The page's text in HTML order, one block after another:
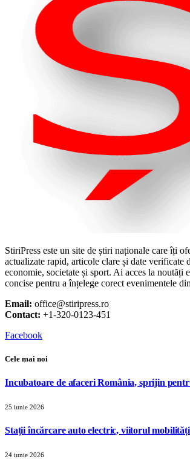
StiriPress este un site de știri naționale care îți
actualizate rapid, articole clare și date verificate
economie, societate și sport. Ai acces la noutăți
concise pentru a înțelege corect evenimentele
Email: office@stiripress.ro
Contact: +1-320-0123-451
Facebook
Cele mai noi
Incubatoare de afaceri România, sprijin
25 iunie 2026
Stații încărcare auto electric, viitorul
24 iunie 2026